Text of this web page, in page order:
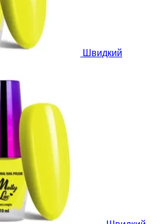
Швидкий